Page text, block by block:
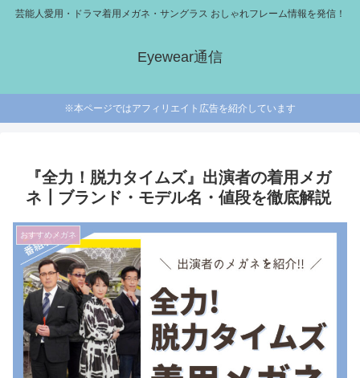
芸能人愛用・ドラマ着用メガネ・サングラス おしゃれフレーム情報を発信！
Eyewear通信
※本ページではアフィリエイト広告を紹介しています
『全力！脱力タイムズ』出演者の着用メガ
ネ┃ブランド・モデル名・値段を徹底解説
おすすめメガネ